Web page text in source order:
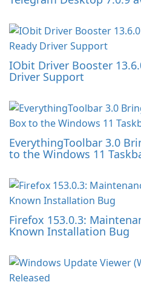
IObit Driver Booster
Driver Support
EverythingToolbar 3.0
to the Windows 11
Firefox 153.0.3:
Known Installation Bug